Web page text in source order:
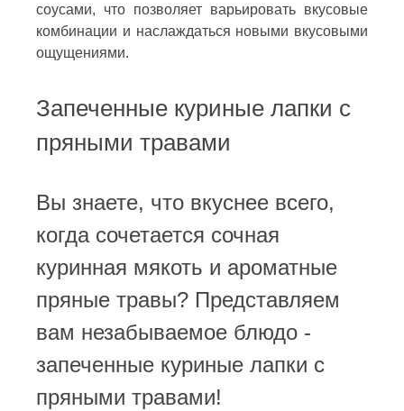
соусами, что позволяет варьировать вкусовые
комбинации и наслаждаться новыми вкусовыми
ощущениями.
Запеченные куриные лапки с
пряными травами
Вы знаете, что вкуснее всего,
когда сочетается сочная
куринная мякоть и ароматные
пряные травы? Представляем
вам незабываемое блюдо -
запеченные куриные лапки с
пряными травами!